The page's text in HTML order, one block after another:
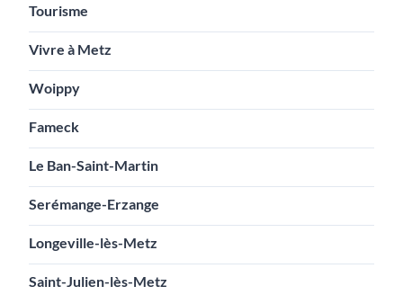
Tourisme
Vivre à Metz
Woippy
Fameck
Le Ban-Saint-Martin
Serémange-Erzange
Longeville-lès-Metz
Saint-Julien-lès-Metz